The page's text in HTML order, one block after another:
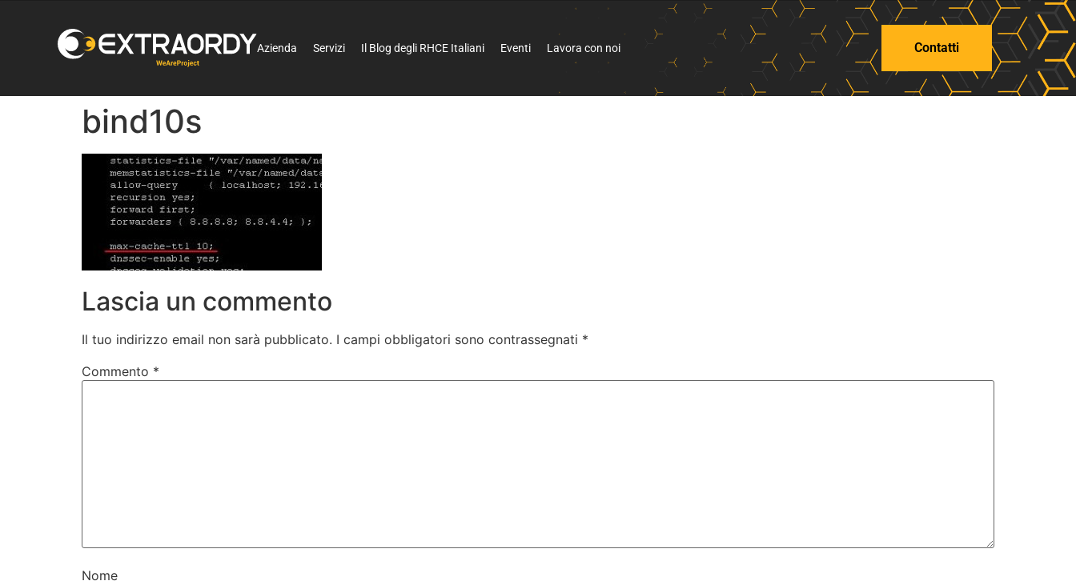
Azienda Servizi Il Blog degli RHCE Italiani Eventi Lavora con noi Contatti
bind10s
Lascia un commento
Il tuo indirizzo email non sarà pubblicato. I campi obbligatori sono contrassegnati *
Commento *
Nome